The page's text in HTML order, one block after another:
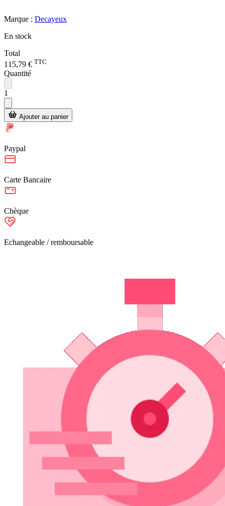
Marque : Decayeux
En stock
Total
115,79 € TTC
Quantité
1
Ajouter au panier
Paypal
Carte Bancaire
Chèque
Echangeable / remboursable